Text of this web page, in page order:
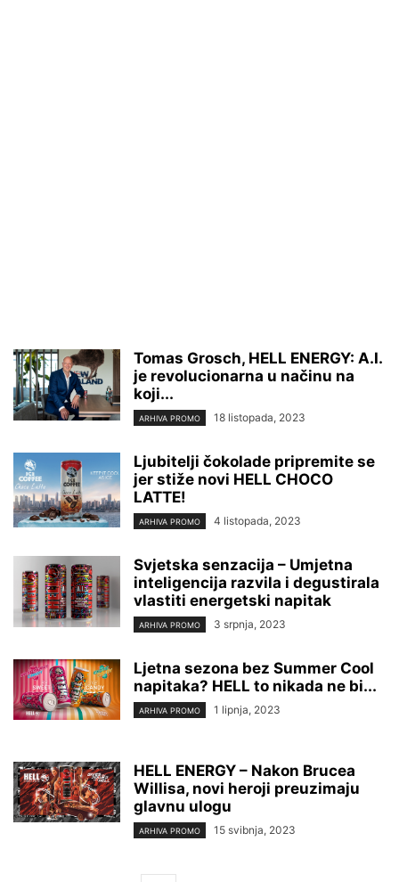
Tomas Grosch, HELL ENERGY: A.I.
je revolucionarna u načinu na
koji...
ARHIVA PROMO 18 listopada, 2023
Ljubitelji čokolade pripremite se
jer stiže novi HELL CHOCO
LATTE!
ARHIVA PROMO 4 listopada, 2023
Svjetska senzacija – Umjetna
inteligencija razvila i degustirala
vlastiti energetski napitak
ARHIVA PROMO 3 srpnja, 2023
Ljetna sezona bez Summer Cool
napitaka? HELL to nikada ne bi...
ARHIVA PROMO 1 lipnja, 2023
HELL ENERGY – Nakon Brucea
Willisa, novi heroji preuzimaju
glavnu ulogu
ARHIVA PROMO 15 svibnja, 2023